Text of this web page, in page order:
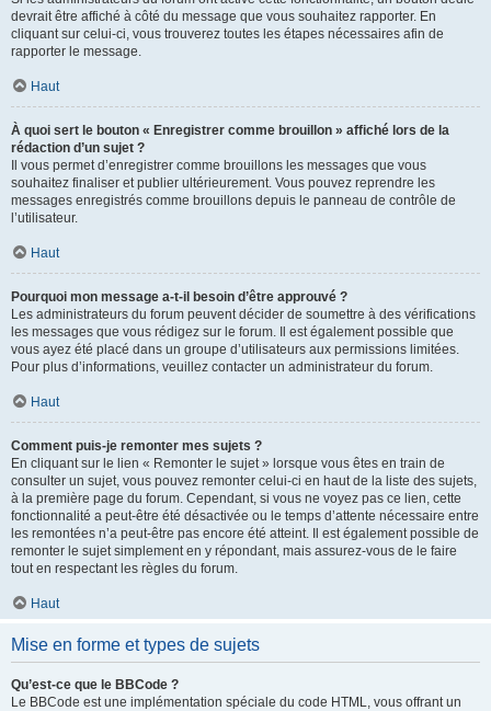
devrait être affiché à côté du message que vous souhaitez rapporter. En
cliquant sur celui-ci, vous trouverez toutes les étapes nécessaires afin de
rapporter le message.
Haut
À quoi sert le bouton « Enregistrer comme brouillon » affiché lors de la
rédaction d’un sujet ?
Il vous permet d’enregistrer comme brouillons les messages que vous
souhaitez finaliser et publier ultérieurement. Vous pouvez reprendre les
messages enregistrés comme brouillons depuis le panneau de contrôle de
l’utilisateur.
Haut
Pourquoi mon message a-t-il besoin d’être approuvé ?
Les administrateurs du forum peuvent décider de soumettre à des vérifications
les messages que vous rédigez sur le forum. Il est également possible que
vous ayez été placé dans un groupe d’utilisateurs aux permissions limitées.
Pour plus d’informations, veuillez contacter un administrateur du forum.
Haut
Comment puis-je remonter mes sujets ?
En cliquant sur le lien « Remonter le sujet » lorsque vous êtes en train de
consulter un sujet, vous pouvez remonter celui-ci en haut de la liste des sujets,
à la première page du forum. Cependant, si vous ne voyez pas ce lien, cette
fonctionnalité a peut-être été désactivée ou le temps d’attente nécessaire entre
les remontées n’a peut-être pas encore été atteint. Il est également possible de
remonter le sujet simplement en y répondant, mais assurez-vous de le faire
tout en respectant les règles du forum.
Haut
Mise en forme et types de sujets
Qu’est-ce que le BBCode ?
Le BBCode est une implémentation spéciale du code HTML, vous offrant un